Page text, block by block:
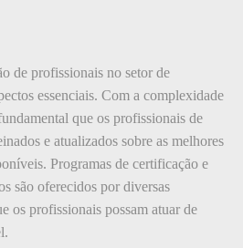
de profissionais no setor de
essenciais. Com a complexidade
que os profissionais de
e atualizados sobre as melhores
Programas de certificação e
são oferecidos por diversas
os profissionais possam atuar de